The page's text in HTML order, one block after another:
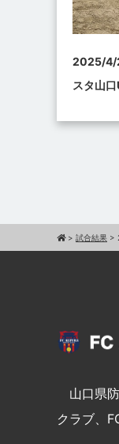
2025/4/
スタ山
> 試合結果 >
山口県
クラブ、